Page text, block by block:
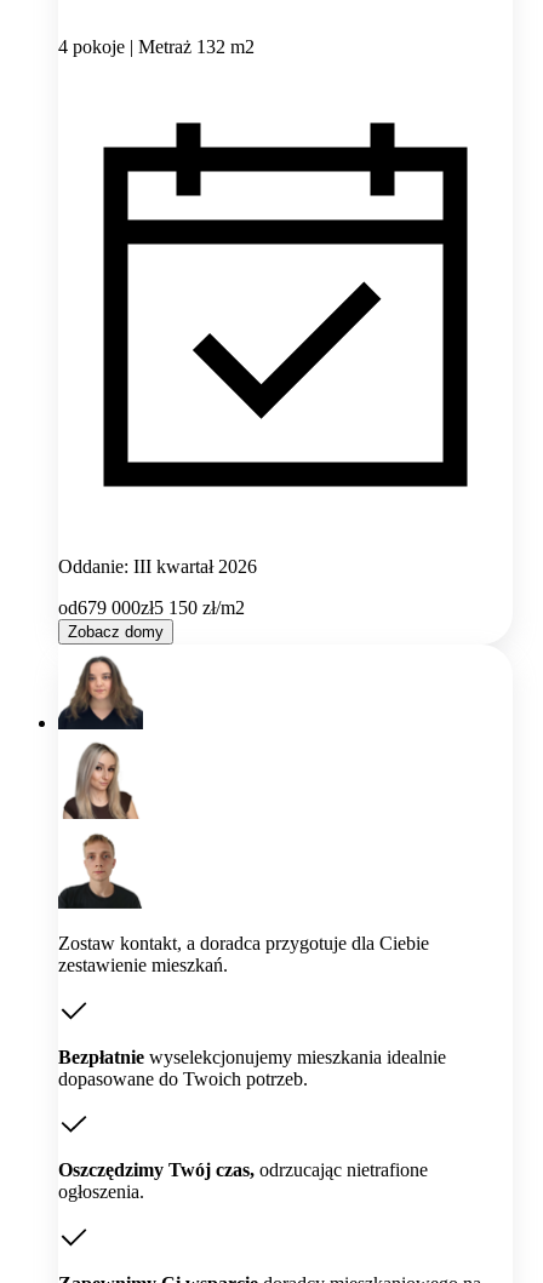
4 pokoje | Metraż 132 m2
Oddanie: III kwartał 2026
od679 000zł5 150 zł/m2
Zobacz domy
Zostaw kontakt, a doradca przygotuje dla Ciebie
zestawienie mieszkań.
Bezpłatnie wyselekcjonujemy mieszkania idealnie
dopasowane do Twoich potrzeb.
Oszczędzimy Twój czas, odrzucając nietrafione
ogłoszenia.